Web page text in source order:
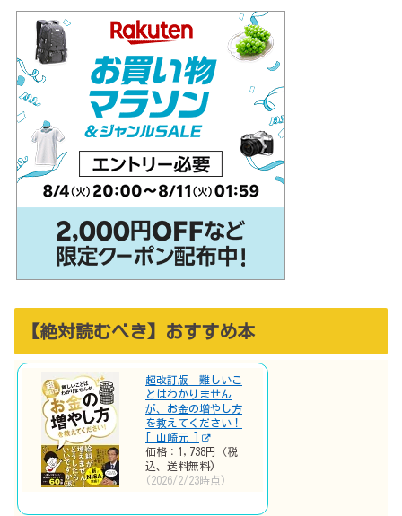
【絶対読むべき】おすすめ本
超改訂版 難しいこ
とはわかりません
が、お金の増やし方
を教えてください！
[ 山崎元 ]
価格：1,738円（税
込、送料無料)
(2026/2/23時点)